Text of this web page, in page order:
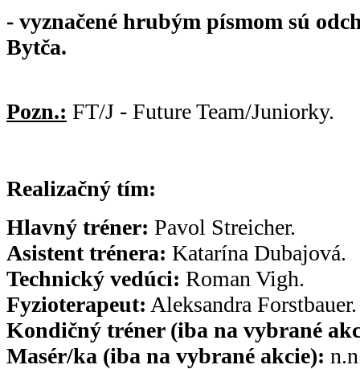
- vyznačené hrubým písmom sú
Bytča.
Pozn.: FT/J - Future Team/Juniorky.
Realizačný tím:
Hlavný tréner: Pavol Streicher.
Asistent trénera: Katarína Dubajová.
Technický vedúci: Roman Vigh.
Fyzioterapeut: Aleksandra Forstbauer.
Kondičný tréner (iba na vybrané
Masér/ka (iba na vybrané akcie):